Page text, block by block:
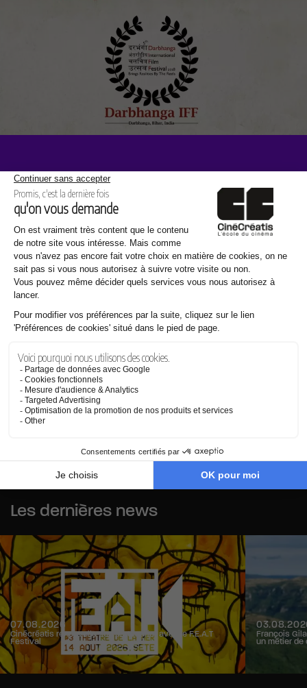
Même thème
25.07.2026
Les dernières news
07.08.2026
Cinécréatis renouvelle son partenariat avec le F.E.A.T
Festival
François
un métier de